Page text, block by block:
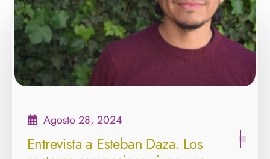
Agosto 28, 2024
Entrevista a Esteban Daza. Los